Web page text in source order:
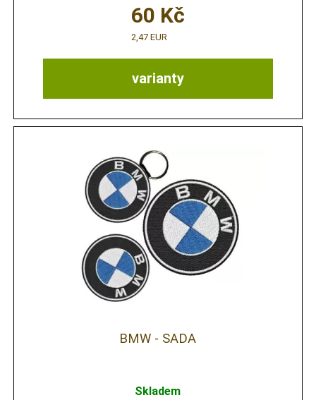
varianty
60 Kč
2,47 EUR
BMW - SADA
Skladem